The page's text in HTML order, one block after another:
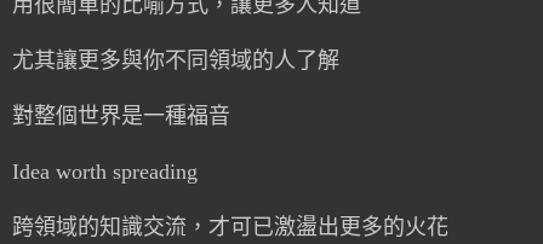
尤其讓更多與你不同領域的人了解
對整個世界是一種福音
Idea worth spreading
跨領域的知識交流，才可已激盪出更多的火花